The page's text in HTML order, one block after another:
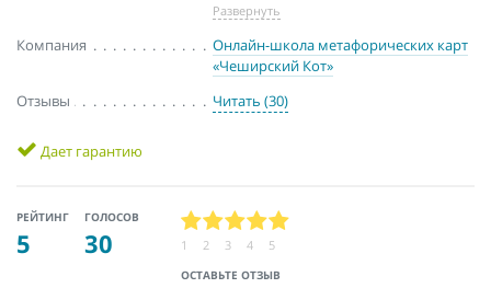
Развернуть
Компания
Онлайн-школа метафорических карт
«Чеширский Кот»
Отзывы
Читать (30)
Дает гарантию
РЕЙТИНГ
5
ГОЛОСОВ
30
ОСТАВЬТЕ ОТЗЫВ
1 2 3 4 5